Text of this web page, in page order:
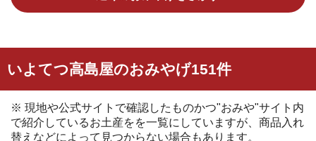
いよてつ高島屋のおみやげ151件
※ 現地や公式サイトで確認したものかつ"おみや"サイト内
で紹介しているお土産をを一覧にしていますが、商品入れ
替えなどによって見つからない場合もあります。